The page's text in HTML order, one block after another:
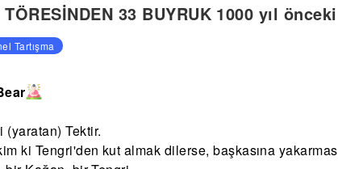
TÖRESİNDEN 33 BUYRUK 1000 yıl
Tartışma
(yaratan) Tektir.
ki Tengri'den kut almak dilerse, başkasına